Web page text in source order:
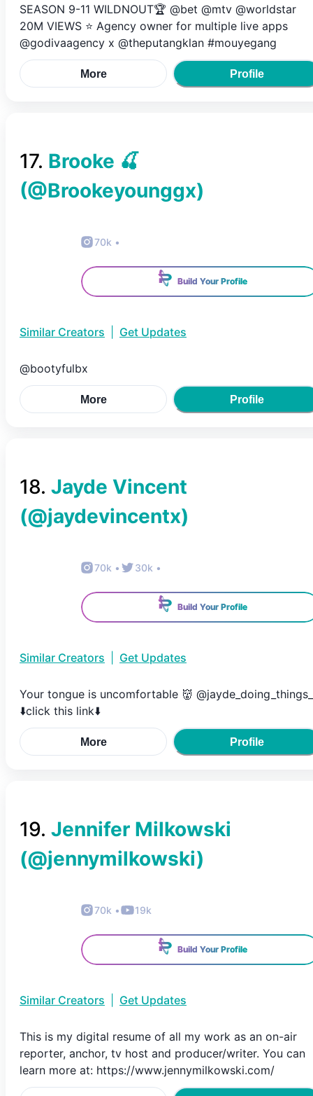
SEASON 9-11 WILDNOUT🏆 @bet @mtv @worldstar
20M VIEWS ⭐️ Agency owner for multiple live apps
@godivaagency x @theputangklan #mouyegang
More Profile
17. Brooke 🍒
(@Brookeyounggx)
70k •
Build Your Profile
Similar Creators Get Updates
@bootyfulbx
More Profile
18. Jayde Vincent
(@jaydevincentx)
70k • 30k •
Build Your Profile
Similar Creators Get Updates
Your tongue is uncomfortable 👹 @jayde_doing_things_
⬇️click this link⬇️
More Profile
19. Jennifer Milkowski
(@jennymilkowski)
70k • 19k
Build Your Profile
Similar Creators Get Updates
This is my digital resume of all my work as an on-air
reporter, anchor, tv host and producer/writer. You can
learn more at: https://www.jennymilkowski.com/